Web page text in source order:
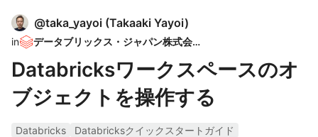
@taka_yayoi (Takaaki Yayoi)
in データブリックス・ジャパン株式会社
Databricksワークスペースのオ
ブジェクトを操作する
Databricks
Databricksクイックスタートガイド